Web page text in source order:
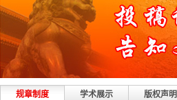
规章制度 学术展示 版权声明